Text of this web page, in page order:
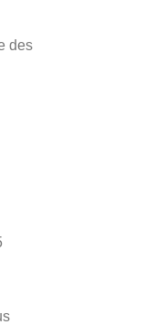
des